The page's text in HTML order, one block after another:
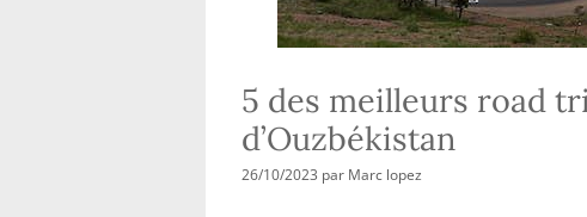
5 des meilleurs road
d’Ouzbékistan
26/10/2023 par Marc lopez